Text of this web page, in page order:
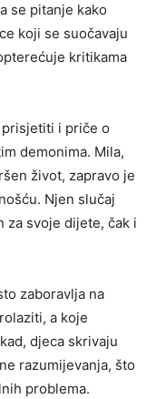
se pitanje kako
koji se suočavaju
kritikama
i priče o
demonima. Mila,
život, zapravo je
Njen slučaj
za svoje dijete, čak i
zaboravlja na
a koje
djeca skrivaju
razumijevanja, što
problema.